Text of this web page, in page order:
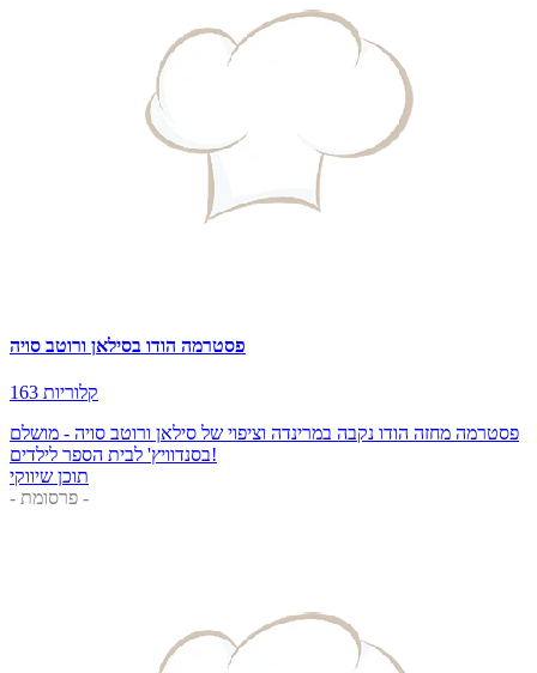
פסטרמה הודו בסילאן ורוטב סויה
163 קלוריות
פסטרמה מחזה הודו נקבה במרינדה וציפוי של סילאן ורוטב סויה - מושלם
בסנדוויץ' לבית הספר לילדים!
תוכן שיווקי
- פרסומת -